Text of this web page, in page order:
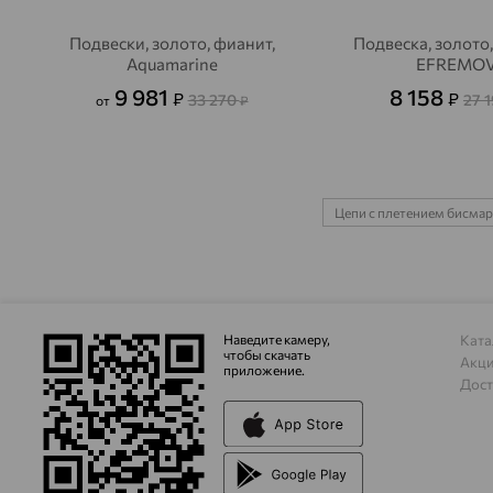
Подвески, золото, фианит,
Aquamarine
от 9 981 ₽ 33 270₽
Подвеска,
8 158 ₽ 27
Цепи с плетением
Наведите камеру,
чтобы скачать
приложение.